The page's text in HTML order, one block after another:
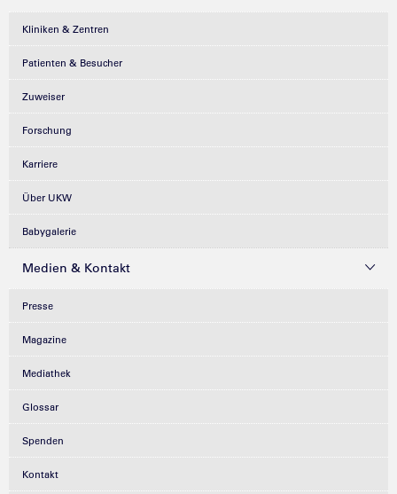
Kliniken & Zentren
Patienten & Besucher
Zuweiser
Forschung
Karriere
Über UKW
Babygalerie
Medien & Kontakt
Presse
Magazine
Mediathek
Glossar
Spenden
Kontakt